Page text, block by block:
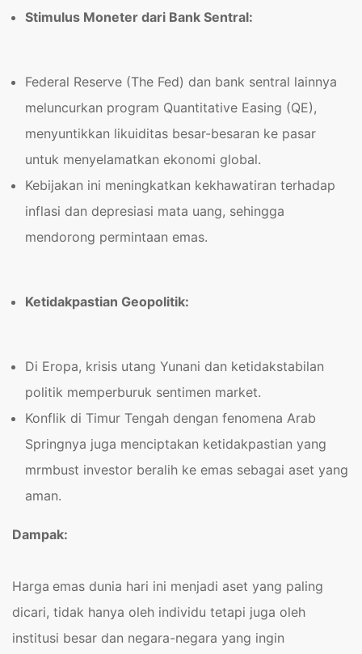
Stimulus Moneter dari Bank Sentral:
Federal Reserve (The Fed) dan bank sentral lainnya
meluncurkan program Quantitative Easing (QE),
menyuntikkan likuiditas besar-besaran ke pasar
untuk menyelamatkan ekonomi global.
Kebijakan ini meningkatkan kekhawatiran terhadap
inflasi dan depresiasi mata uang, sehingga
mendorong permintaan emas.
Ketidakpastian Geopolitik:
Di Eropa, krisis utang Yunani dan ketidakstabilan
politik memperburuk sentimen market.
Konflik di Timur Tengah dengan fenomena Arab
Springnya juga menciptakan ketidakpastian yang
mrmbust investor beralih ke emas sebagai aset yang
aman.
Dampak:
Harga emas dunia hari ini menjadi aset yang paling
dicari, tidak hanya oleh individu tetapi juga oleh
institusi besar dan negara-negara yang ingin